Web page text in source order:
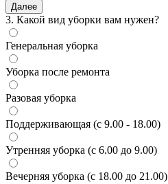
Далее
3. Какой вид уборки вам нужен?
Генеральная уборка
Уборка после ремонта
Разовая уборка
Поддерживающая (с 9.00 - 18.00)
Утренняя уборка (с 6.00 до 9.00)
Вечерняя уборка (с 18.00 до 21.00)